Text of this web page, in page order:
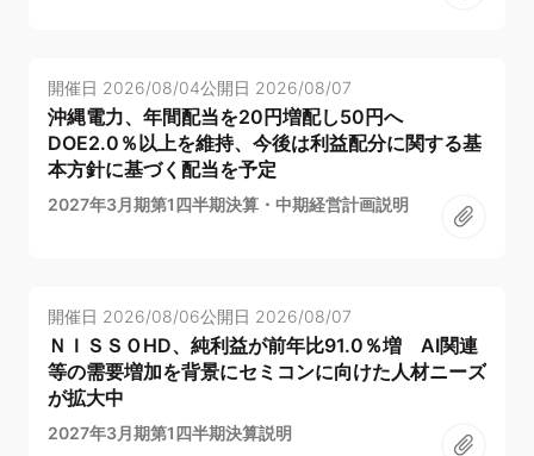
開催日 2026/08/04公開日 2026/08/07
沖縄電力、年間配当を20円増配し50円へ
DOE2.0％以上を維持、今後は利益配分に関する基
本方針に基づく配当を予定
2027年3月期第1四半期決算・中期経営計画説明
開催日 2026/08/06公開日 2026/08/07
ＮＩＳＳＯHD、純利益が前年比91.0％増 AI関連
等の需要増加を背景にセミコンに向けた人材ニーズ
が拡大中
2027年3月期第1四半期決算説明